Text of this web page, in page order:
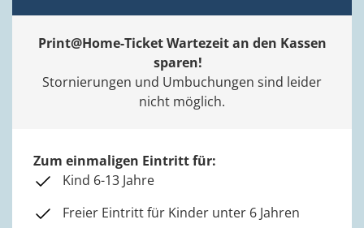
Print@Home-Ticket Wartezeit an den Kassen
sparen!
Stornierungen und Umbuchungen sind leider
nicht möglich.
Zum einmaligen Eintritt für:
Kind 6-13 Jahre
Freier Eintritt für Kinder unter 6 Jahren